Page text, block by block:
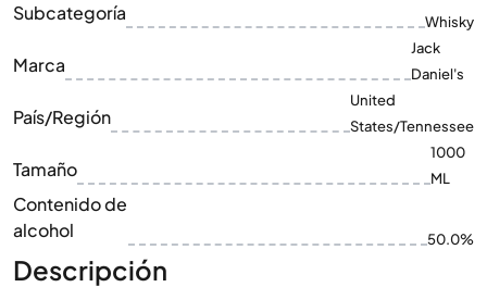
Subcategoría Whisky
Marca
Jack
Daniel's
País/Región
United
States/Tennessee
Tamaño
1000
ML
Contenido de
alcohol
50.0%
Descripción